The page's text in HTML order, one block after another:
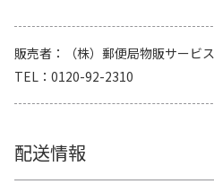
販売者
（株）郵便局物販サービス
TEL
0120-92-2310
配送情報